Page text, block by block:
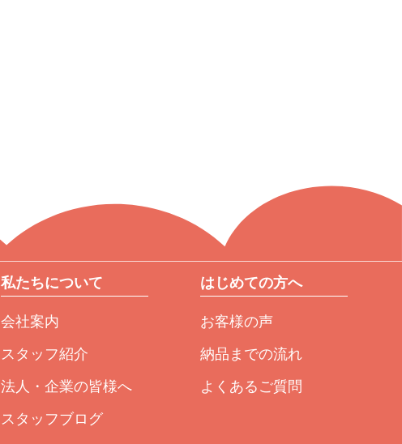
私たちについて
会社案内
スタッフ紹介
法人・企業の皆様へ
スタッフブログ
はじめての方へ
お客様の声
納品までの流れ
よくあるご質問